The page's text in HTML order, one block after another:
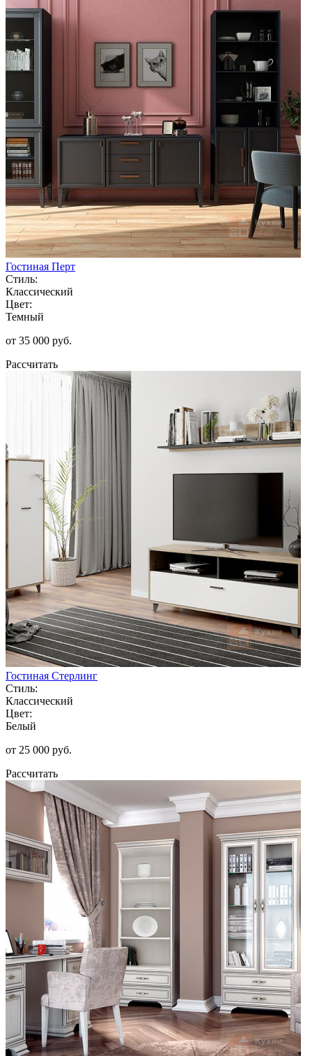
Гостиная Перт
Стиль:
Классический
Цвет:
Темный
от 35 000 руб.
Рассчитать
Гостиная Стерлинг
Стиль:
Классический
Цвет:
Белый
от 25 000 руб.
Рассчитать